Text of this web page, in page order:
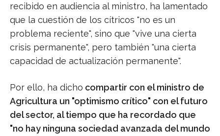
recibido en audiencia al ministro, ha lamentado
que la cuestión de los cítricos "no es un
problema reciente", sino que "vive una cierta
crisis permanente", pero también "una cierta
capacidad de actualización permanente".
Por ello, ha dicho compartir con el ministro de
Agricultura un "optimismo crítico" con el futuro
del sector, al tiempo que ha recordado que
"no hay ninguna sociedad avanzada del mundo